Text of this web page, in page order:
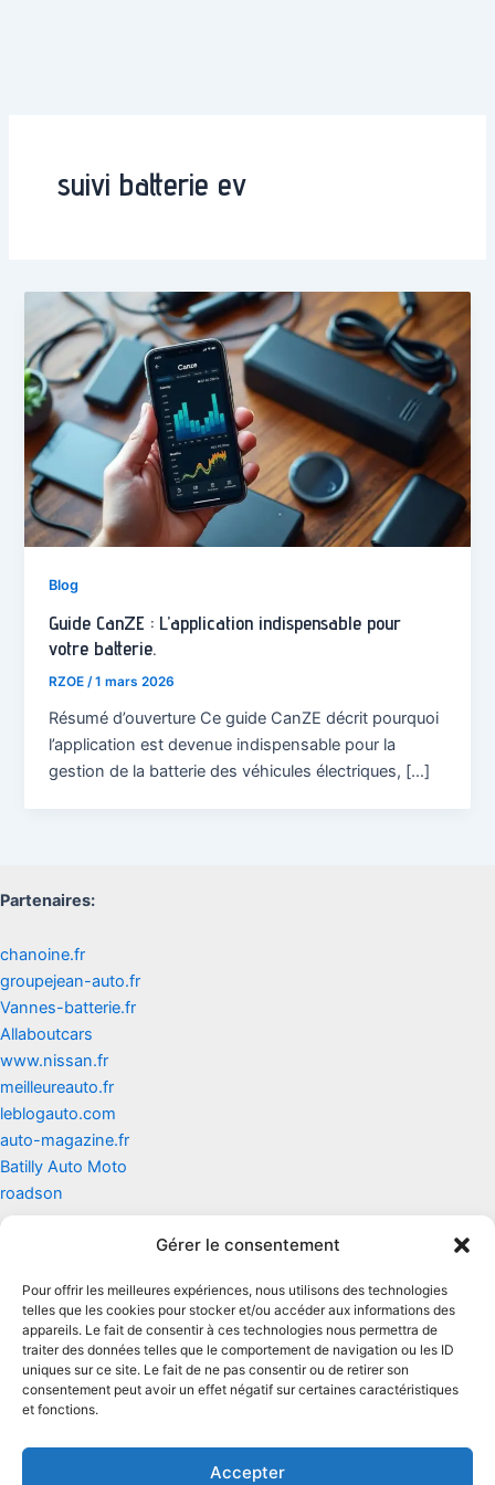
Gérer le consentement
Pour offrir les meilleures expériences, nous utilisons des technologies
telles que les cookies pour stocker et/ou accéder aux informations des
appareils. Le fait de consentir à ces technologies nous permettra de
traiter des données telles que le comportement de navigation ou les ID
uniques sur ce site. Le fait de ne pas consentir ou de retirer son
consentement peut avoir un effet négatif sur certaines caractéristiques
et fonctions.
Accepter
suivi batterie ev
Blog
Guide CanZE : L’application indispensable pour
votre batterie.
RZOE/1 mars 2026
Résumé d’ouverture Ce guide CanZE décrit pourquoi
l’application est devenue indispensable pour la
gestion de la batterie des véhicules électriques, […]
Partenaires:
chanoine.fr
groupejean-auto.fr
Vannes-batterie.fr
Allaboutcars
www.nissan.fr
meilleureauto.fr
leblogauto.com
auto-magazine.fr
Batilly Auto Moto
roadson
Mentions légales
Conditions générales d'utilisation
Conditions générales de vente
Politique de cookies